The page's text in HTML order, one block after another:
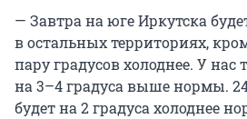
— Завтра на юге Иркутска
в остальных территориях,
пару градусов холоднее. У нас
на 3–4 градуса выше нормы.
будет на 2 градуса холоднее